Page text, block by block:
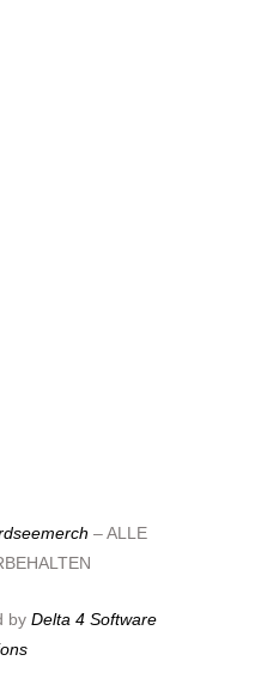
– ALLE
by Delta 4 Software